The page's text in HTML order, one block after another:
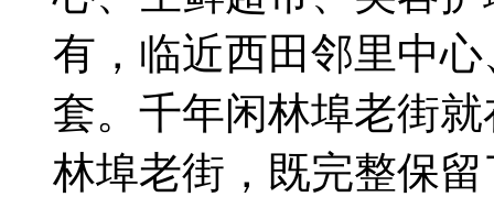
有，临近西田邻里中
套。千年闲林埠老街
林埠老街，既完整保